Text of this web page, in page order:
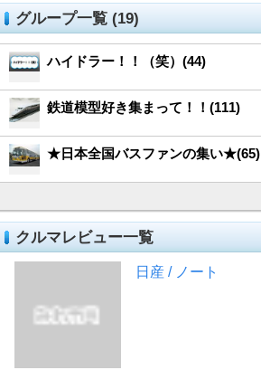
グループ一覧 (19)
ハイドラー！！（笑）(44)
鉄道模型好き集まって！！(111)
★日本全国バスファンの集い★(65)
クルマレビュー一覧
日産 / ノート